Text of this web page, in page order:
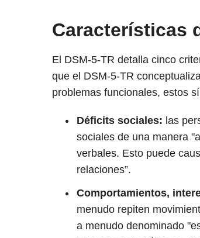
Características
El DSM-5-TR detalla cinco
que el DSM-5-TR
problemas funcionales, estos
Déficits sociales: las
sociales de una manera
verbales. Esto puede
relaciones”.
Comportamientos,
menudo repiten
a menudo denominado